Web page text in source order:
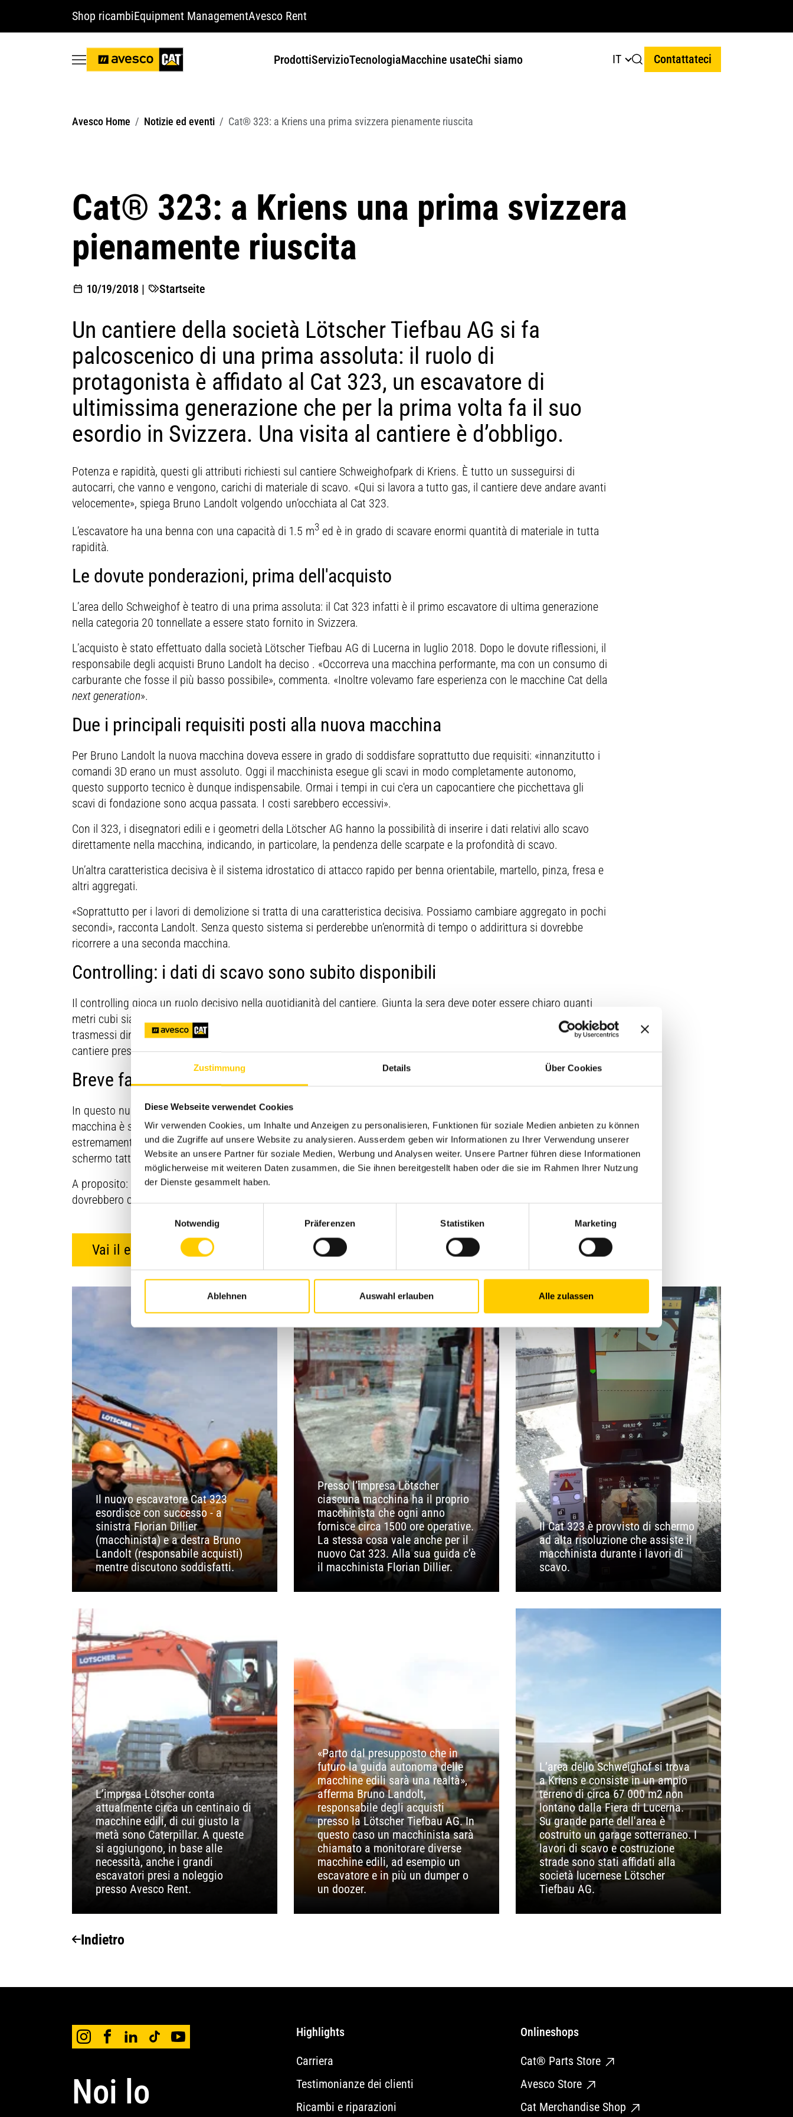
Zustimmung Details Über Cookies
Diese Webseite verwendet Cookies
Wir verwenden Cookies, um Inhalte und Anzeigen zu personalisieren, Funktionen für soziale Medien anbieten zu können
und die Zugriffe auf unsere Website zu analysieren. Ausserdem geben wir Informationen zu Ihrer Verwendung unserer
Website an unsere Partner für soziale Medien, Werbung und Analysen weiter. Unsere Partner führen diese Informationen
möglicherweise mit weiteren Daten zusammen, die Sie ihnen bereitgestellt haben oder die sie im Rahmen Ihrer Nutzung
der Dienste gesammelt haben.
Notwendig
Präferenzen Statistiken Marketing
Ablehnen Auswahl erlauben Alle zulassen
Shop ricambiEquipment ManagementAvesco Rent
ProdottiServizioTecnologiaMacchine usateChi siamo IT Contattateci
Avesco Home Notizie ed eventi Cat® 323: a Kriens una prima svizzera pienamente riuscita
Cat® 323: a Kriens una prima svizzera
pienamente riuscita
10/19/2018 | Startseite
Un cantiere della società Lötscher Tiefbau AG si fa
palcoscenico di una prima assoluta: il ruolo di
protagonista è affidato al Cat 323, un escavatore di
ultimissima generazione che per la prima volta fa il suo
esordio in Svizzera. Una visita al cantiere è d’obbligo.
Potenza e rapidità, questi gli attributi richiesti sul cantiere Schweighofpark di Kriens. È tutto un susseguirsi di
autocarri, che vanno e vengono, carichi di materiale di scavo. «Qui si lavora a tutto gas, il cantiere deve andare avanti
velocemente», spiega Bruno Landolt volgendo un’occhiata al Cat 323.
L’escavatore ha una benna con una capacità di 1.5 m3 ed è in grado di scavare enormi quantità di materiale in tutta
rapidità.
Le dovute ponderazioni, prima dell'acquisto
L’area dello Schweighof è teatro di una prima assoluta: il Cat 323 infatti è il primo escavatore di ultima generazione
nella categoria 20 tonnellate a essere stato fornito in Svizzera.
L’acquisto è stato effettuato dalla società Lötscher Tiefbau AG di Lucerna in luglio 2018. Dopo le dovute riflessioni, il
responsabile degli acquisti Bruno Landolt ha deciso . «Occorreva una macchina performante, ma con un consumo di
carburante che fosse il più basso possibile», commenta. «Inoltre volevamo fare esperienza con le macchine Cat della
next generation».
Due i principali requisiti posti alla nuova macchina
Per Bruno Landolt la nuova macchina doveva essere in grado di soddisfare soprattutto due requisiti: «innanzitutto i
comandi 3D erano un must assoluto. Oggi il macchinista esegue gli scavi in modo completamente autonomo,
questo supporto tecnico è dunque indispensabile. Ormai i tempi in cui c'era un capocantiere che picchettava gli
scavi di fondazione sono acqua passata. I costi sarebbero eccessivi».
Con il 323, i disegnatori edili e i geometri della Lötscher AG hanno la possibilità di inserire i dati relativi allo scavo
direttamente nella macchina, indicando, in particolare, la pendenza delle scarpate e la profondità di scavo.
Un’altra caratteristica decisiva è il sistema idrostatico di attacco rapido per benna orientabile, martello, pinza, fresa e
altri aggregati.
«Soprattutto per i lavori di demolizione si tratta di una caratteristica decisiva. Possiamo cambiare aggregato in pochi
secondi», racconta Landolt. Senza questo sistema si perderebbe un’enormità di tempo o addirittura si dovrebbe
ricorrere a una seconda macchina.
Controlling: i dati di scavo sono subito disponibili
Il controlling gioca un ruolo decisivo nella quotidianità del cantiere. Giunta la sera deve poter essere chiaro quanti
metri cubi siano stati scavati durante la giornata. Con il sistema di assistenza allo scavo è possibile: i dati sono
trasmessi direttamente al portale online del produttore Trimble e poi messi subito a disposizione dei responsabili di
cantiere presso la Lötscher.
Breve fase di adattamento per i macchinisti
In questo nuovo escavatore è racchiusa molta tecnologia. Eppure per i macchinisti la fase di adattamento alla nuova
macchina è stata breve, così Bruno Landolt. «È uno dei grandi vantaggi di queste nuove macchine. Sono
estremamente performanti pur essendo semplicissime da manovrare, grazie non da ultimo al nuovo monitor con
schermo tattile collocato in cabina».
A proposito: chi volesse vedere all’opera il Cat 323 deve affrettarsi. Sull’area di Schweighof infatti i lavori di scavo
dovrebbero concludersi a fine ottobre.
Vai il escavatori cingolati
Il nuovo escavatore Cat 323
esordisce con successo - a
sinistra Florian Dillier
(macchinista) e a destra Bruno
Landolt (responsabile acquisti)
mentre discutono soddisfatti.
Presso l’impresa Lötscher
ciascuna macchina ha il proprio
macchinista che ogni anno
fornisce circa 1500 ore operative.
La stessa cosa vale anche per il
nuovo Cat 323. Alla sua guida c’è
il macchinista Florian Dillier.
Il Cat 323 è provvisto di schermo
ad alta risoluzione che assiste il
macchinista durante i lavori di
scavo.
L’impresa Lötscher conta
attualmente circa un centinaio di
macchine edili, di cui giusto la
metà sono Caterpillar. A queste
si aggiungono, in base alle
necessità, anche i grandi
escavatori presi a noleggio
presso Avesco Rent.
«Parto dal presupposto che in
futuro la guida autonoma delle
macchine edili sarà una realtà»,
afferma Bruno Landolt,
responsabile degli acquisti
presso la Lötscher Tiefbau AG. In
questo caso un macchinista sarà
chiamato a monitorare diverse
macchine edili, ad esempio un
escavatore e in più un dumper o
un doozer.
L’area dello Schweighof si trova
a Kriens e consiste in un ampio
terreno di circa 67 000 m2 non
lontano dalla Fiera di Lucerna.
Su grande parte dell'area è
costruito un garage sotterraneo. I
lavori di scavo e costruzione
strade sono stati affidati alla
società lucernese Lötscher
Tiefbau AG.
Indietro
Noi lo
Highlights
Carriera
Testimonianze dei clienti
Ricambi e riparazioni
Onlineshops
Cat® Parts Store
Avesco Store
Cat Merchandise Shop